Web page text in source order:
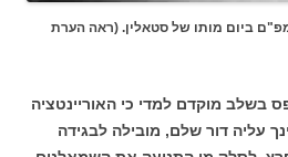
ביום מותו של סטאלין. (ראה הערת
בשלב מוקדם למדי כי האוריינטציה
עליה דור שלם, מובילה לבגידה